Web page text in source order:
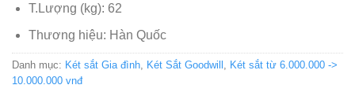
T.Lượng (kg): 62
Thương hiệu: Hàn Quốc
Danh mục: Két sắt Gia đình Két Sắt Goodwill
Két sắt từ 6.000.000 ->
10.000.000 vnđ